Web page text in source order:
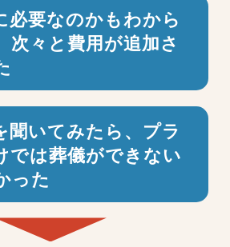
必要なのかもわから
次々と費用が追加さ
聞いてみたら、プラ
では葬儀ができない
った